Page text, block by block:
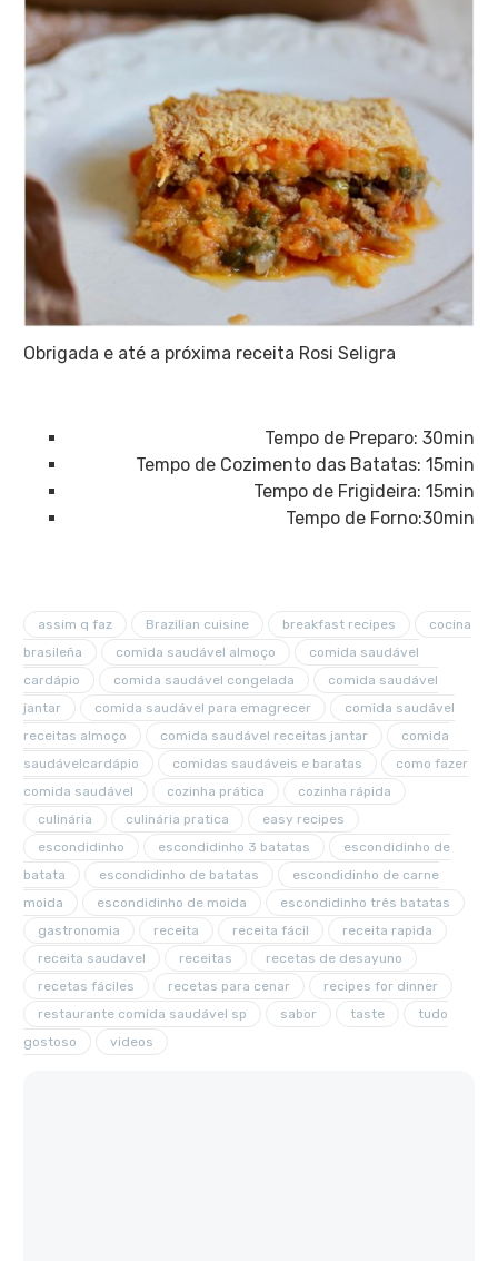
Obrigada e até a próxima receita Rosi Seligra
Tempo de Preparo: 30min
Tempo de Cozimento das Batatas: 15min
Tempo de Frigideira: 15min
Tempo de Forno:30min
assim q faz Brazilian cuisine breakfast recipes
cocina
brasileña
comida saudável almoço
comida saudável
cardápio
comida saudável congelada
comida saudável
jantar
comida saudável para emagrecer
comida saudável
receitas almoço
comida saudável receitas jantar
comida
saudávelcardápio
comidas saudáveis e baratas
como fazer
comida saudável
cozinha prática
cozinha rápida
culinária
culinária pratica
easy recipes
escondidinho
escondidinho 3 batatas
escondidinho de
batata
escondidinho de batatas
escondidinho de carne
moida
escondidinho de moida
escondidinho três batatas
gastronomia
receita receita fácil
receita rapida
receita saudavel
receitas
recetas de desayuno
recetas fáciles
recetas para cenar
recipes for dinner
restaurante comida saudável sp
sabor taste
tudo
gostoso
videos